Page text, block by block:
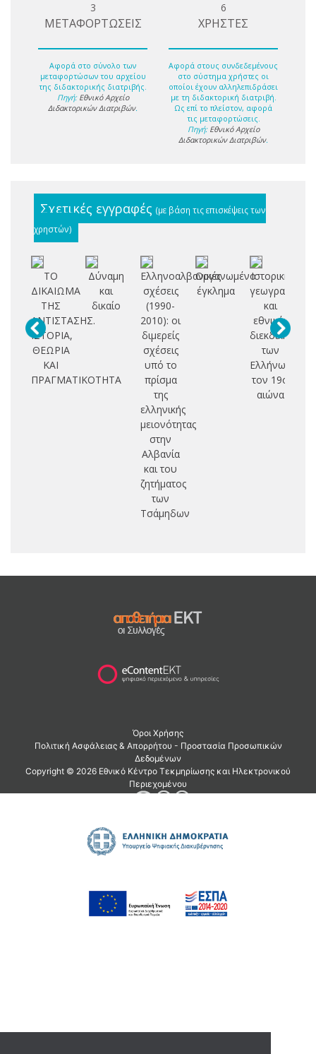
3
ΜΕΤΑΦΟΡΤΩΣΕΙΣ
Αφορά στο σύνολο των
μεταφορτώσων του αρχείου
της διδακτορικής διατριβής.
Πηγή: Εθνικό Αρχείο
Διδακτορικών Διατριβών.
6
ΧΡΗΣΤΕΣ
Αφορά στους συνδεδεμένους
στο σύστημα χρήστες οι
οποίοι έχουν αλληλεπιδράσει
με τη διδακτορική διατριβή.
Ως επί το πλείστον, αφορά
τις μεταφορτώσεις.
Πηγή: Εθνικό Αρχείο
Διδακτορικών Διατριβών.
Σχετικές εγγραφές (με βάση τις επισκέψεις των
χρηστών)
ΤΟ
ΔΙΚΑΙΩΜΑ
ΤΗΣ
ΑΝΤΙΣΤΑΣΗΣ.
ΙΣΤΟΡΙΑ,
ΘΕΩΡΙΑ
ΚΑΙ
ΠΡΑΓΜΑΤΙΚΟΤΗΤΑ
Δύναμη
και
δικαίο
Ελληνοαλβανικές
σχέσεις
(1990-
2010): οι
διμερείς
σχέσεις
υπό το
πρίσμα
της
ελληνικής
μειονότητας
στην
Αλβανία
και του
ζητήματος
των
Τσάμηδων
Οργανωμένο
έγκλημα
Ιστορική
γεωγραφία
και
εθνικές
διεκδικήσεις
των
Ελλήνων
τον 19ο
αιώνα